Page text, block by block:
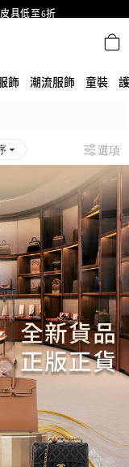
具低至6折
時原價低至75折!
低至6折，立即入手!
及LV專區！
飾 潮流服飾 童裝
選項